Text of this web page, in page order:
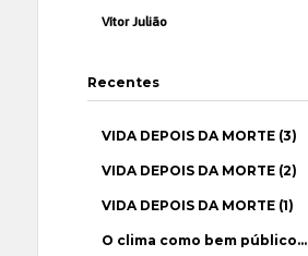
Vítor Julião
Recentes
VIDA DEPOIS DA MORTE (3)
VIDA DEPOIS DA MORTE (2)
VIDA DEPOIS DA MORTE (1)
O clima como bem público…